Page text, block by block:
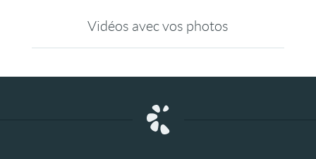
Vidéos avec vos photos